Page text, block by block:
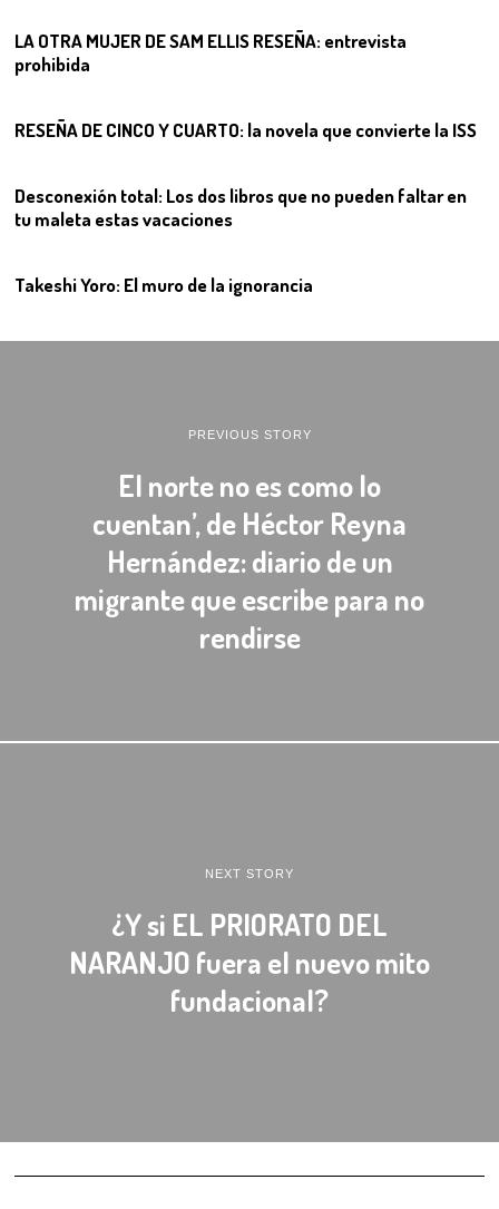
LA OTRA MUJER DE SAM ELLIS RESEÑA: entrevista
prohibida
RESEÑA DE CINCO Y CUARTO: la novela que convierte la ISS
11
Desconexión total: Los dos libros que no pueden faltar en
tu maleta estas vacaciones
Takeshi Yoro: El muro de la ignorancia
PREVIOUS STORY
El norte no es como lo
cuentan’, de Héctor Reyna
Hernández: diario de un
migrante que escribe para no
rendirse
NEXT STORY
¿Y si EL PRIORATO DEL
NARANJO fuera el nuevo mito
fundacional?